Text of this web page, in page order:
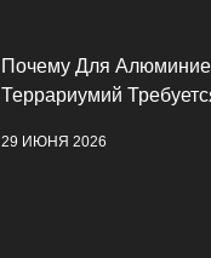
Почему Для
Террариумий
29 ИЮНЯ 2026